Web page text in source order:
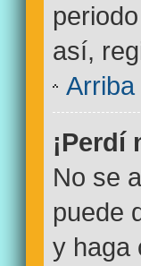
así,
Arriba
¡Perdí
No se
puede
y haga